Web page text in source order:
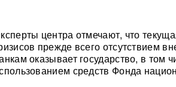
центра отмечают, что
прежде всего отсутствием
оказывает государство, в
средств Фонда